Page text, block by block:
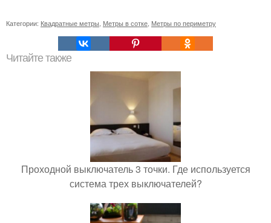
Категории: Квадратные метры, Метры в сотке, Метры по периметру
Читайте также
Проходной выключатель 3 точки. Где используется
система трех выключателей?